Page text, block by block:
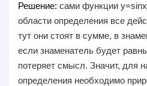
Решение: сами функции y=sinx
области определения все
тут они стоят в сумме, в
если знаменатель будет
потеряет смысл. Значит, для
определения необходимо